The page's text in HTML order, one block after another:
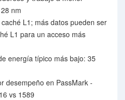
nm
L1; más datos pueden ser
L1 para un acceso más
energía típico más bajo: 35
desempeño en PassMark -
vs 1589